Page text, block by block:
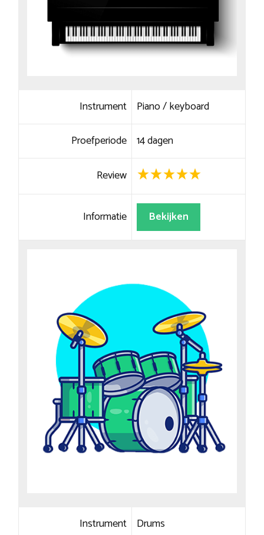
Instrument Piano / keyboard
Proefperiode 14 dagen
Review
Informatie Bekijken
Instrument Drums